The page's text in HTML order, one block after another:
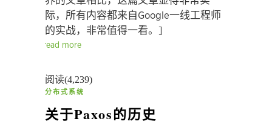
际，所有内容都来自Google一线工程师
的实战，非常值得一看。]
read more
阅读(4,239)
分布式系统
关于Paxos的历史